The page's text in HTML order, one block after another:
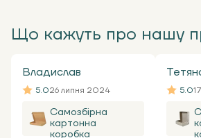
Що кажуть про нашу
Владислав
5.026 липня 2024
Самозбірна
картонна
коробка
5.0